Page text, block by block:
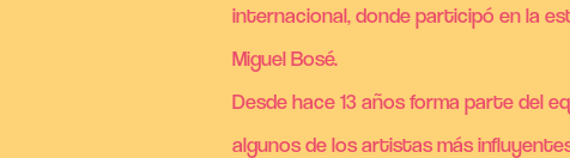
internacional, donde participó en la
Miguel Bosé.
Desde hace 13 años forma parte del
algunos de los artistas más